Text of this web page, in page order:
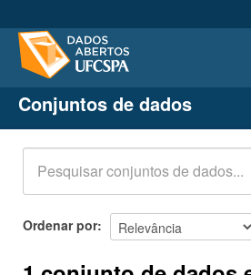
Conjuntos de dados
Organizações
Grupos
Sobre
Conjuntos de dados
Ordenar por